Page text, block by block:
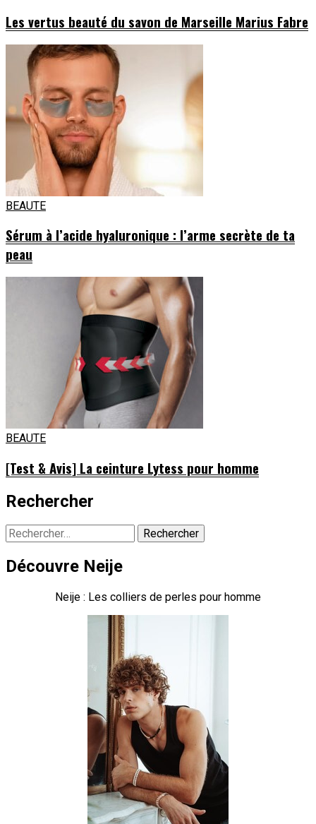
Les vertus beauté du savon de Marseille Marius Fabre
BEAUTE
Sérum à l’acide hyaluronique : l’arme secrète de ta
peau
BEAUTE
[Test & Avis] La ceinture Lytess pour homme
Rechercher
Rechercher :
Découvre Neije
Neije : Les colliers de perles pour homme